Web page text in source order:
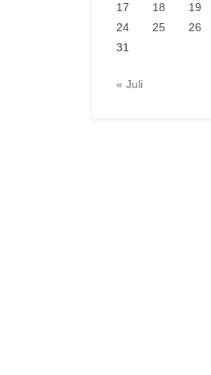
17
18 19
24
25 26
31
« Juli